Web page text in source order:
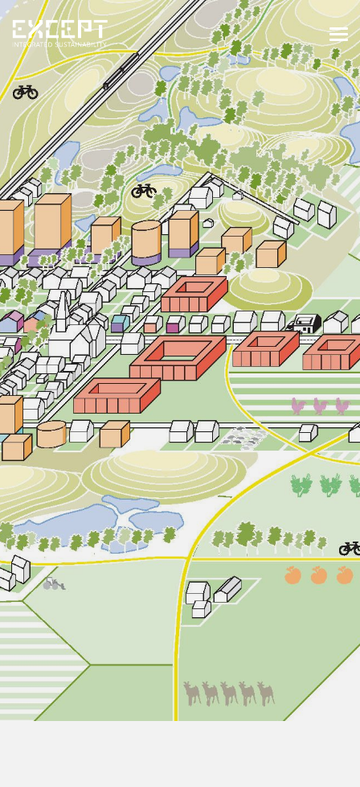
HOME
DIENSTEN
DIENSTEN OVERZICHT
GEBOUWDE & NATUURLIJKE
OMGEVING
ORGANISATIES & INDUSTRIE
TRAININGEN & WORKSHOPS
PROJECTEN
KENNISBANK
OVER ONS
OVER ONS
ONZE AANPAK
WERKEN BIJ EXCEPT
NIEUWS & EVENEMENTEN
ONS TEAM
ENGLISH CONTACT